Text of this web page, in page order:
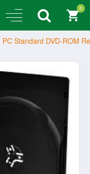
0
PC Standard DVD-ROM